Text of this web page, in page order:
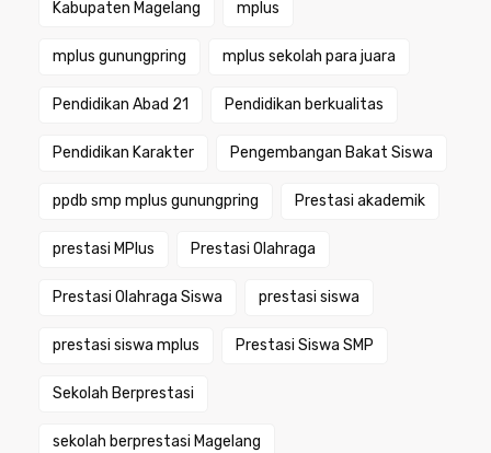
Kabupaten Magelang mplus
mplus gunungpring mplus sekolah para juara
Pendidikan Abad 21 Pendidikan berkualitas
Pendidikan Karakter Pengembangan Bakat Siswa
ppdb smp mplus gunungpring Prestasi akademik
prestasi MPlus Prestasi Olahraga
Prestasi Olahraga Siswa prestasi siswa
prestasi siswa mplus Prestasi Siswa SMP
Sekolah Berprestasi
sekolah berprestasi Magelang